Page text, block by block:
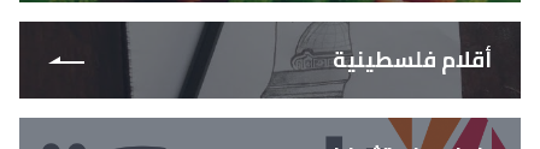
أقلام فلسطينية